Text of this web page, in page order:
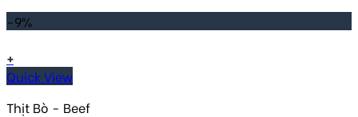
-9%
+
Quick View
Thịt Bò - Beef